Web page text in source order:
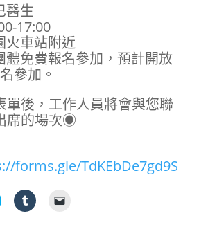
醫生
17:00
火車站附近
體免費報名參加，預計開放
參加。
後，工作人員將會與您聯
席的場次◉
forms.gle/TdKEbDe7gd9S
分
享